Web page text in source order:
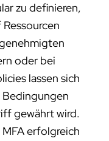
zu definieren,
oder bei
lassen sich
gewährt wird.
erfolgreich